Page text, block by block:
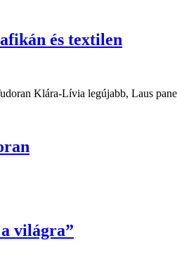
és textilen
Klára-Lívia legújabb, Laus
világra”